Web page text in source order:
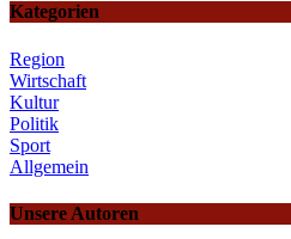
Kategorien
Region
Wirtschaft
Kultur
Politik
Sport
Allgemein
Unsere Autoren